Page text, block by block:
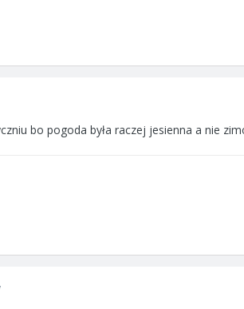
bo pogoda była raczej jesienna a nie